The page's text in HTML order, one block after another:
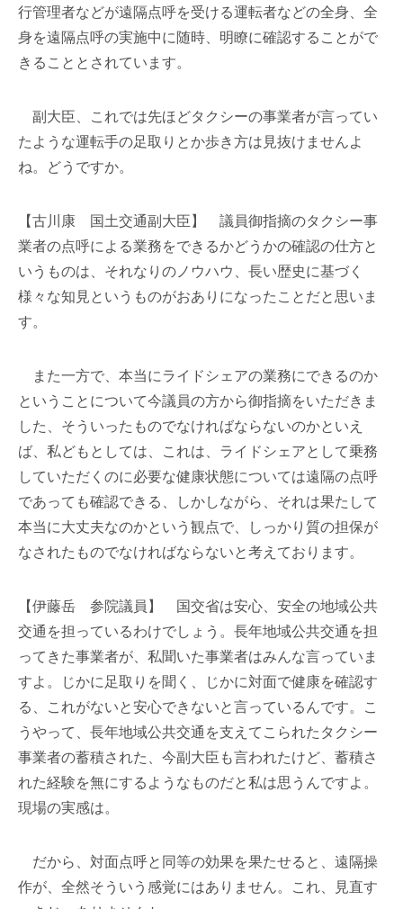
行管理者などが遠隔点呼を受ける運転者などの全身、全
身を遠隔点呼の実施中に随時、明瞭に確認することがで
きることとされています。
副大臣、これでは先ほどタクシーの事業者が言ってい
たような運転手の足取りとか歩き方は見抜けませんよ
ね。どうですか。
【古川康 国土交通副大臣】 議員御指摘のタクシー事
業者の点呼による業務をできるかどうかの確認の仕方と
いうものは、それなりのノウハウ、長い歴史に基づく
様々な知見というものがおありになったことだと思いま
す。
また一方で、本当にライドシェアの業務にできるのか
ということについて今議員の方から御指摘をいただきま
した、そういったものでなければならないのかといえ
ば、私どもとしては、これは、ライドシェアとして乗務
していただくのに必要な健康状態については遠隔の点呼
であっても確認できる、しかしながら、それは果たして
本当に大丈夫なのかという観点で、しっかり質の担保が
なされたものでなければならないと考えております。
【伊藤岳 参院議員】 国交省は安心、安全の地域公共
交通を担っているわけでしょう。長年地域公共交通を担
ってきた事業者が、私聞いた事業者はみんな言っていま
すよ。じかに足取りを聞く、じかに対面で健康を確認す
る、これがないと安心できないと言っているんです。こ
うやって、長年地域公共交通を支えてこられたタクシー
事業者の蓄積された、今副大臣も言われたけど、蓄積さ
れた経験を無にするようなものだと私は思うんですよ。
現場の実感は。
だから、対面点呼と同等の効果を果たせると、遠隔操
作が、全然そういう感覚にはありません。これ、見直す